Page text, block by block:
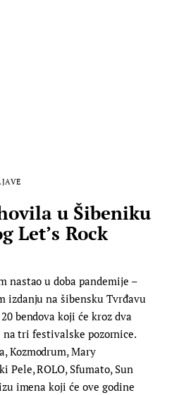
u Šibeniku
Let’s Rock
nastao u doba pandemije –
izdanju na šibensku Tvrđavu
bendova koji će kroz dva
tri festivalske pozornice.
Kozmodrum, Mary
Pele, ROLO, Sfumato, Sun
imena koji će ove godine